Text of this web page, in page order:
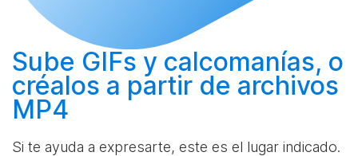
Sube GIFs y calcomanías, o
créalos a partir de archivos
MP4
Si te ayuda a expresarte, este es el lugar indicado.